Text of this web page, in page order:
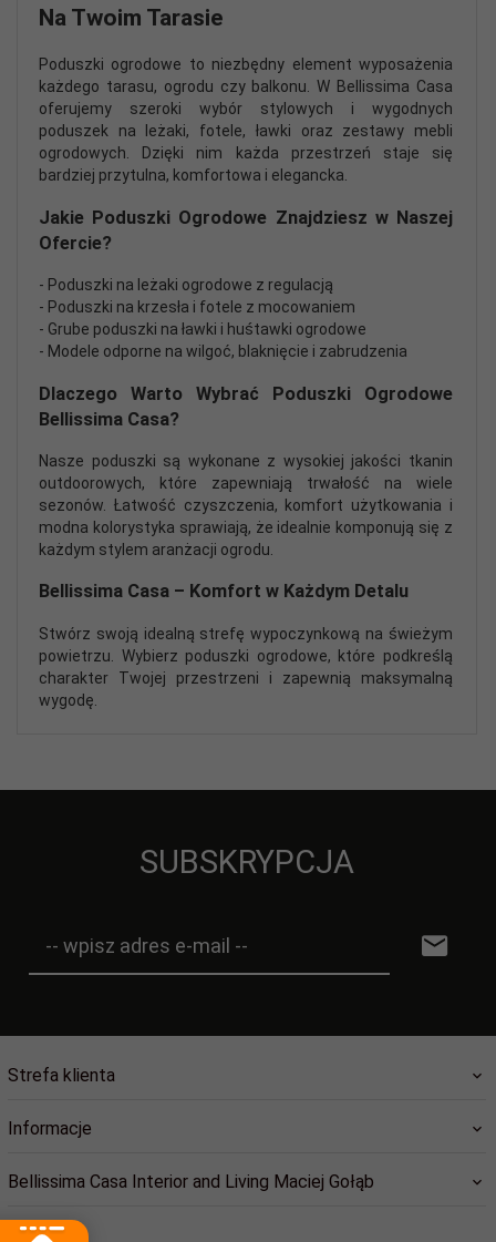
Na Twoim Tarasie
Poduszki ogrodowe to niezbędny element wyposażenia
każdego tarasu, ogrodu czy balkonu. W Bellissima Casa
oferujemy szeroki wybór stylowych i wygodnych
poduszek na leżaki, fotele, ławki oraz zestawy mebli
ogrodowych. Dzięki nim każda przestrzeń staje się
bardziej przytulna, komfortowa i elegancka.
Jakie Poduszki Ogrodowe Znajdziesz w Naszej
Ofercie?
- Poduszki na leżaki ogrodowe z regulacją
- Poduszki na krzesła i fotele z mocowaniem
- Grube poduszki na ławki i huśtawki ogrodowe
- Modele odporne na wilgoć, blaknięcie i zabrudzenia
Dlaczego Warto Wybrać Poduszki Ogrodowe
Bellissima Casa?
Nasze poduszki są wykonane z wysokiej jakości tkanin
outdoorowych, które zapewniają trwałość na wiele
sezonów. Łatwość czyszczenia, komfort użytkowania i
modna kolorystyka sprawiają, że idealnie komponują się z
każdym stylem aranżacji ogrodu.
Bellissima Casa – Komfort w Każdym Detalu
Stwórz swoją idealną strefę wypoczynkową na świeżym
powietrzu. Wybierz poduszki ogrodowe, które podkreślą
charakter Twojej przestrzeni i zapewnią maksymalną
wygodę.
SUBSKRYPCJA
-- wpisz adres e-mail --
Strefa klienta
Informacje
Bellissima Casa Interior and Living Maciej Gołąb